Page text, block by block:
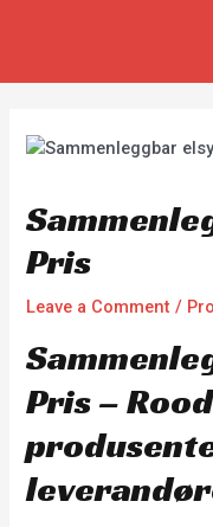
Pris
Leave a Comment /
Pris –